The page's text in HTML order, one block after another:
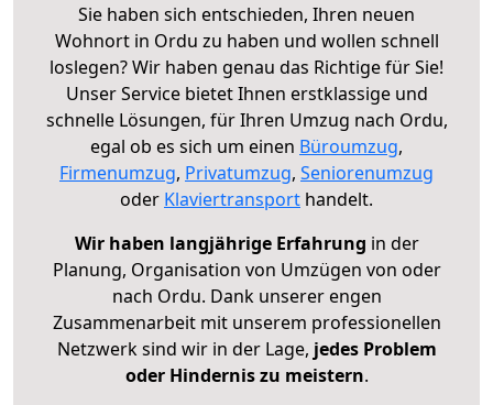
Sie haben sich entschieden, Ihren neuen
Wohnort in Ordu zu haben und wollen schnell
loslegen? Wir haben genau das Richtige für Sie!
Unser Service bietet Ihnen erstklassige und
schnelle Lösungen, für Ihren Umzug nach Ordu,
egal ob es sich um einen Büroumzug,
Firmenumzug, Privatumzug, Seniorenumzug
oder Klaviertransport handelt.
Wir haben langjährige Erfahrung in der
Planung, Organisation von Umzügen von oder
nach Ordu. Dank unserer engen
Zusammenarbeit mit unserem professionellen
Netzwerk sind wir in der Lage, jedes Problem
oder Hindernis zu meistern.